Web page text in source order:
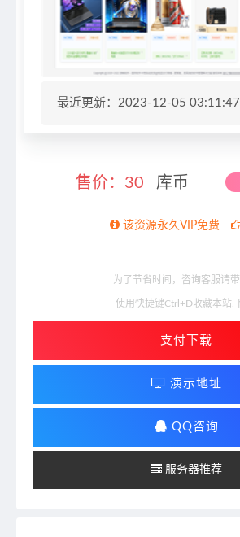
最近更新：2023-12-05 03:11:47
售价： 30 库币
该资源永久VIP免费
为了节省时间，咨询客服请
使用快捷键Ctrl+D收藏本站,
支付下载
演示地址
QQ咨询
服务器推荐